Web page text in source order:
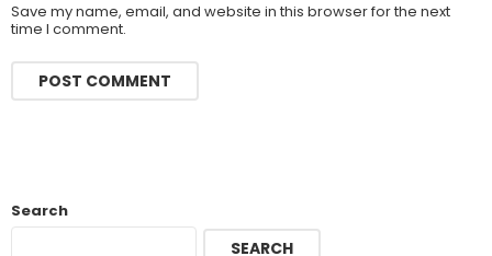
Save my name, email, and website in this browser for the next
time I comment.
Search
SEARCH